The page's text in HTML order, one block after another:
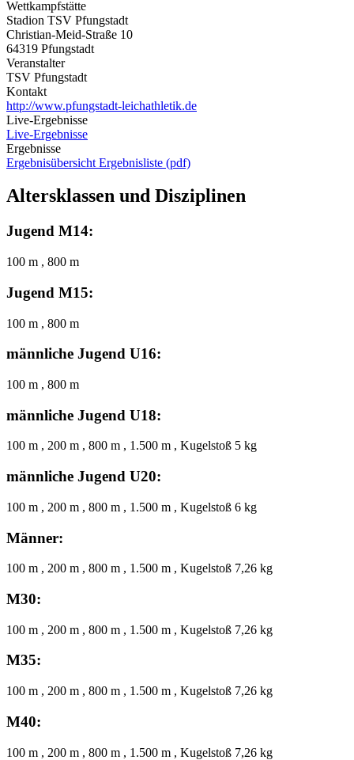
Wettkampfstätte
Stadion TSV Pfungstadt
Christian-Meid-Straße 10
64319 Pfungstadt
Veranstalter
TSV Pfungstadt
Kontakt
http://www.pfungstadt-leichathletik.de
Live-Ergebnisse
Live-Ergebnisse
Ergebnisse
Ergebnisübersicht Ergebnisliste (pdf)
Altersklassen und Disziplinen
Jugend M14:
100 m , 800 m
Jugend M15:
100 m , 800 m
männliche Jugend U16:
100 m , 800 m
männliche Jugend U18:
100 m , 200 m , 800 m , 1.500 m , Kugelstoß 5 kg
männliche Jugend U20:
100 m , 200 m , 800 m , 1.500 m , Kugelstoß 6 kg
Männer:
100 m , 200 m , 800 m , 1.500 m , Kugelstoß 7,26 kg
M30:
100 m , 200 m , 800 m , 1.500 m , Kugelstoß 7,26 kg
M35:
100 m , 200 m , 800 m , 1.500 m , Kugelstoß 7,26 kg
M40:
100 m , 200 m , 800 m , 1.500 m , Kugelstoß 7,26 kg